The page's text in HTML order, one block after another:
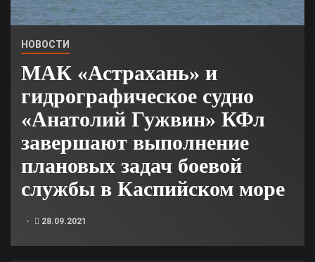
НОВОСТИ
МАК «Астрахань» и
гидрографическое судно
«Анатолий Гужвин» КФл
завершают выполнение
плановых задач боевой
службы в Каспийском море
28.09.2021